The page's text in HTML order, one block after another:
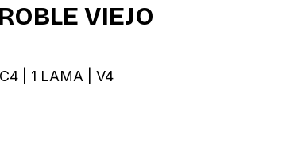
VIEJO
| 1 LAMA | V4